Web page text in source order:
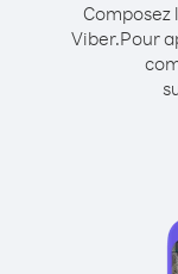
Composez
Viber.Pour